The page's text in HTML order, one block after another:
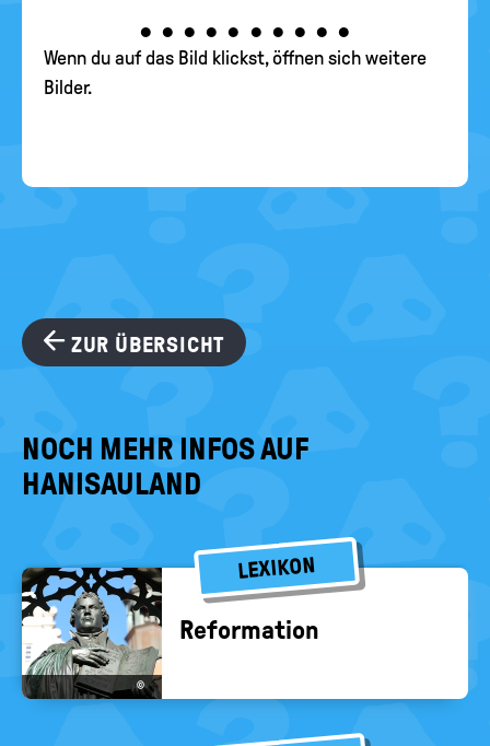
••••• •••••
Wenn du auf das Bild klickst, öffnen sich weitere
Bilder.
ZUR ÜBERSICHT
NOCH MEHR INFOS AUF
HANISAULAND
LEXIKON
©
Re­for­ma­ti­on